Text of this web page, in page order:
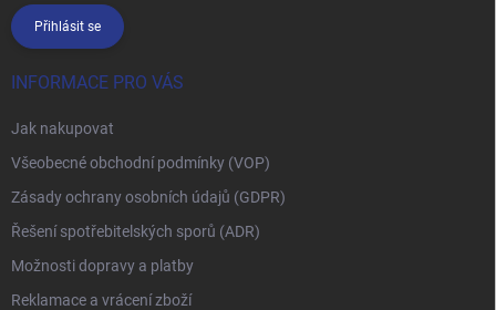
Přihlásit se
INFORMACE PRO VÁS
Jak nakupovat
Všeobecné obchodní podmínky (VOP)
Zásady ochrany osobních údajů (GDPR)
Řešení spotřebitelských sporů (ADR)
Možnosti dopravy a platby
Reklamace a vrácení zboží